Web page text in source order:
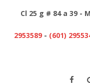
Cl 25 g # 84 a 39 -
2953589 - (601)